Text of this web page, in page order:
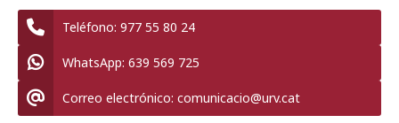
Teléfono: 977 55 80 24
WhatsApp: 639 569 725
Correo electrónico: comunicacio@urv.cat